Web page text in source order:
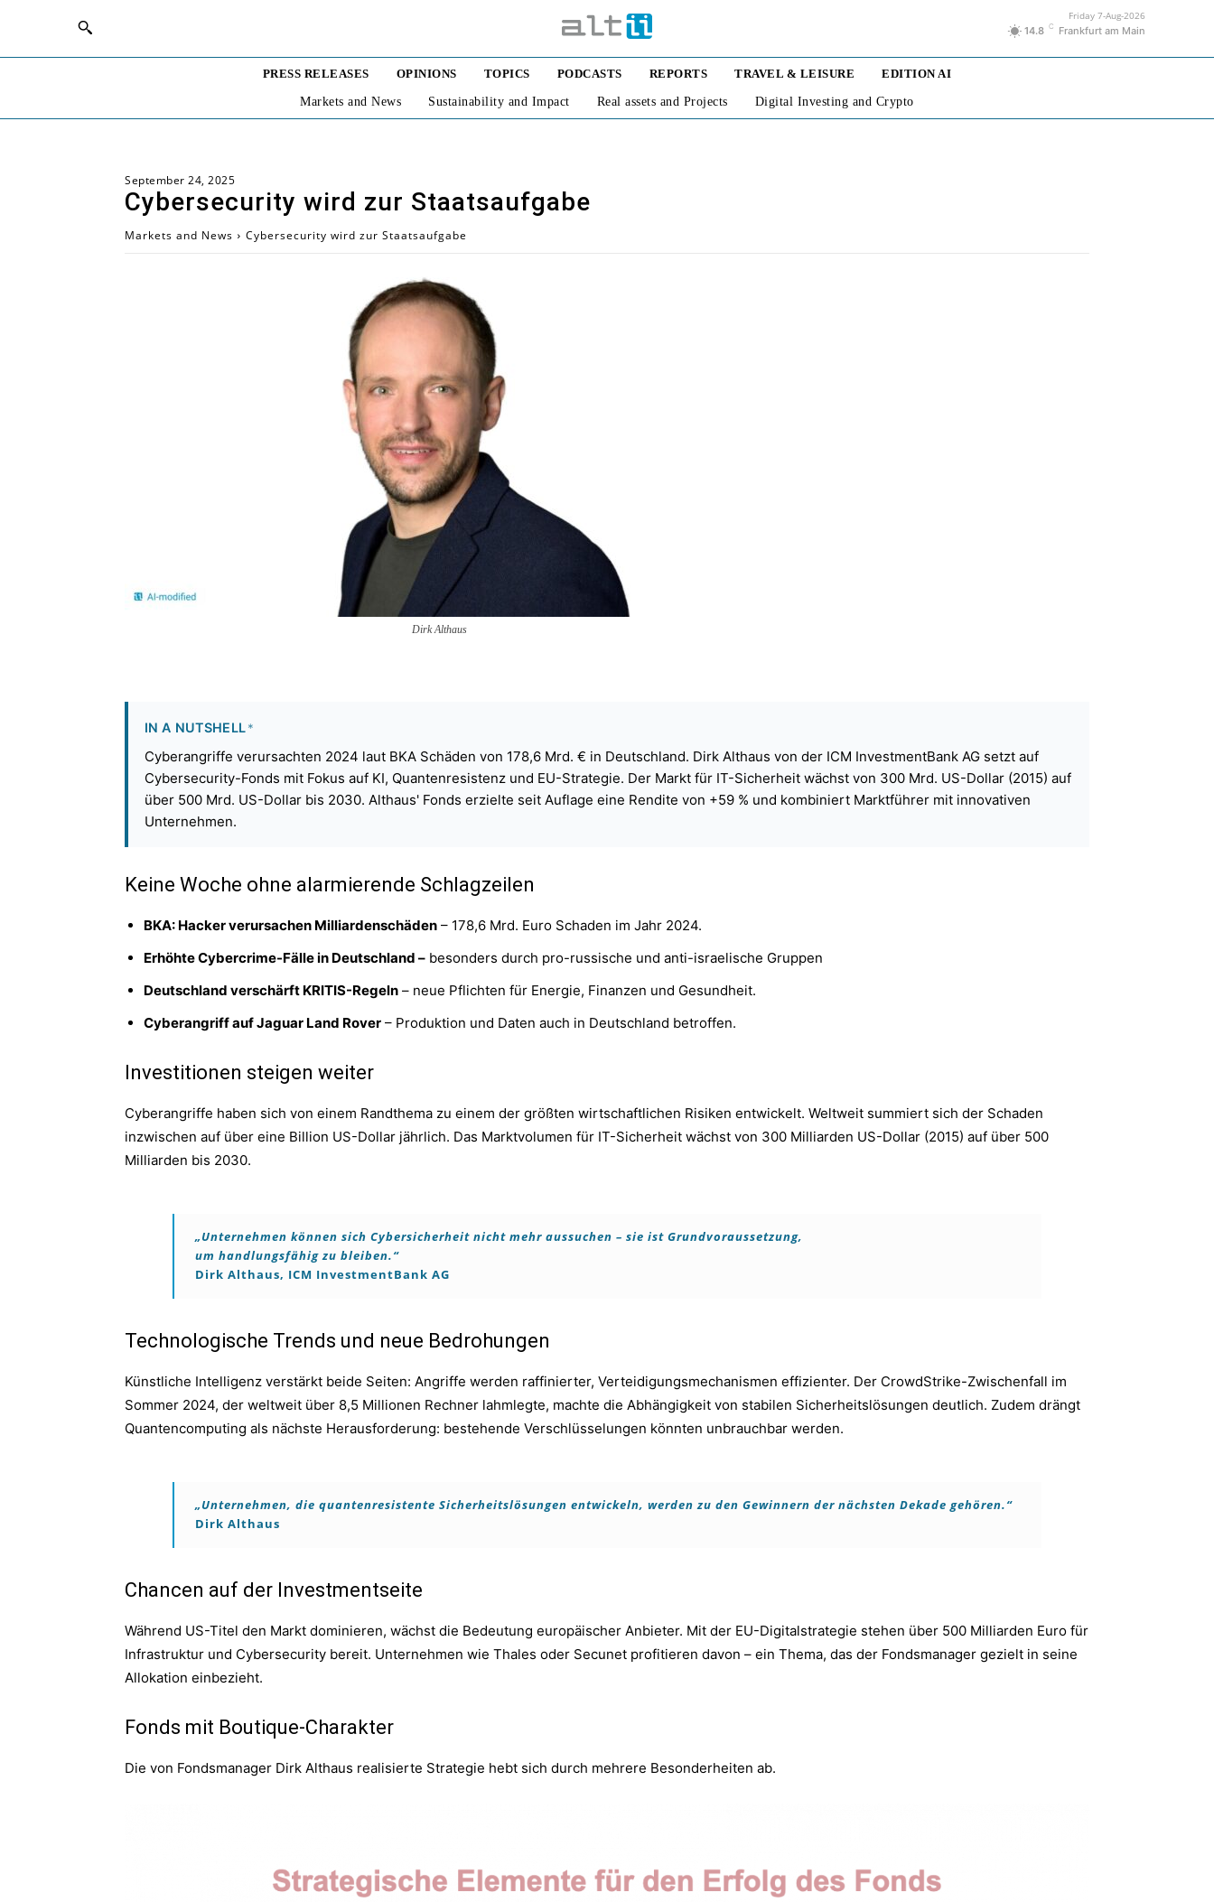
Friday 7-Aug-2026
14.8 C Frankfurt am Main
PRESS RELEASES OPINIONS TOPICS PODCASTS REPORTS TRAVEL & LEISURE EDITION AI
Markets and News Sustainability and Impact Real assets and Projects Digital Investing and Crypto
September 24, 2025
Cybersecurity wird zur Staatsaufgabe
Markets and News Cybersecurity wird zur Staatsaufgabe
Dirk Althaus
IN A NUTSHELL*
Cyberangriffe verursachten 2024 laut BKA Schäden von 178,6 Mrd. € in Deutschland. Dirk Althaus von der ICM InvestmentBank AG setzt auf
Cybersecurity-Fonds mit Fokus auf KI, Quantenresistenz und EU-Strategie. Der Markt für IT-Sicherheit wächst von 300 Mrd. US-Dollar (2015) auf
über 500 Mrd. US-Dollar bis 2030. Althaus' Fonds erzielte seit Auflage eine Rendite von +59 % und kombiniert Marktführer mit innovativen
Unternehmen.
Keine Woche ohne alarmierende Schlagzeilen
BKA: Hacker verursachen Milliardenschäden – 178,6 Mrd. Euro Schaden im Jahr 2024.
Erhöhte Cybercrime-Fälle in Deutschland – besonders durch pro-russische und anti-israelische Gruppen
Deutschland verschärft KRITIS-Regeln – neue Pflichten für Energie, Finanzen und Gesundheit.
Cyberangriff auf Jaguar Land Rover – Produktion und Daten auch in Deutschland betroffen.
Investitionen steigen weiter
Cyberangriffe haben sich von einem Randthema zu einem der größten wirtschaftlichen Risiken entwickelt. Weltweit summiert sich der Schaden
inzwischen auf über eine Billion US-Dollar jährlich. Das Marktvolumen für IT-Sicherheit wächst von 300 Milliarden US-Dollar (2015) auf über 500
Milliarden bis 2030.
„Unternehmen können sich Cybersicherheit nicht mehr aussuchen – sie ist Grundvoraussetzung,
um handlungsfähig zu bleiben.“
Dirk Althaus, ICM InvestmentBank AG
Technologische Trends und neue Bedrohungen
Künstliche Intelligenz verstärkt beide Seiten: Angriffe werden raffinierter, Verteidigungsmechanismen effizienter. Der CrowdStrike-Zwischenfall im
Sommer 2024, der weltweit über 8,5 Millionen Rechner lahmlegte, machte die Abhängigkeit von stabilen Sicherheitslösungen deutlich. Zudem drängt
Quantencomputing als nächste Herausforderung: bestehende Verschlüsselungen könnten unbrauchbar werden.
„Unternehmen, die quantenresistente Sicherheitslösungen entwickeln, werden zu den Gewinnern der nächsten Dekade gehören.“
Dirk Althaus
Chancen auf der Investmentseite
Während US-Titel den Markt dominieren, wächst die Bedeutung europäischer Anbieter. Mit der EU-Digitalstrategie stehen über 500 Milliarden Euro für
Infrastruktur und Cybersecurity bereit. Unternehmen wie Thales oder Secunet profitieren davon – ein Thema, das der Fondsmanager gezielt in seine
Allokation einbezieht.
Fonds mit Boutique-Charakter
Die von Fondsmanager Dirk Althaus realisierte Strategie hebt sich durch mehrere Besonderheiten ab.